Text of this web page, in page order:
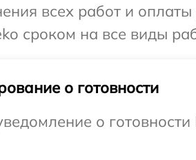
всех работ и
сроком на все виды
о готовности
о